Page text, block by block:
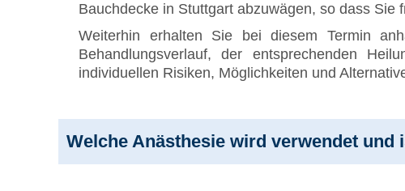
Bauchdecke in Stuttgart abzuwägen, so dass
Weiterhin erhalten Sie bei diesem Termin
Behandlungsverlauf, der entsprechenden
individuellen Risiken, Möglichkeiten und
Welche Anästhesie wird verwendet